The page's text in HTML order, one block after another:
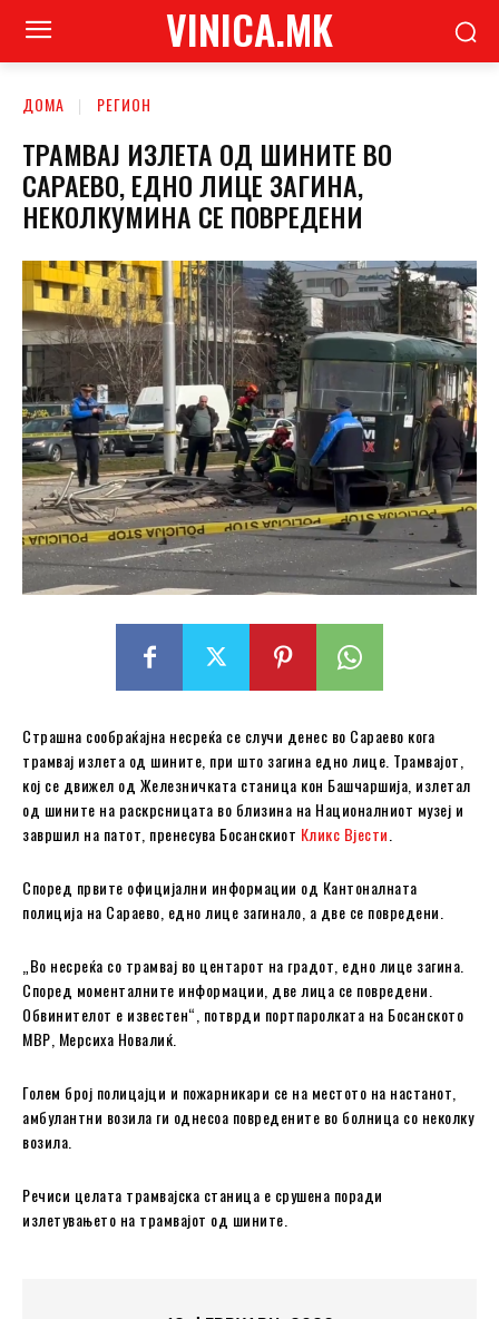
VINICA.MK
ДОМА РЕГИОН
TРАМВАЈ ИЗЛЕТА ОД ШИНИТЕ ВО
САРАЕВО, ЕДНО ЛИЦЕ ЗАГИНА,
НЕКОЛКУМИНА СЕ ПОВРЕДЕНИ
Страшна сообраќајна несреќа се случи денес во Сараево кога
трамвај излета од шините, при што загина едно лице. Трамвајот,
кој се движел од Железничката станица кон Башчаршија, излетал
од шините на раскрсницата во близина на Националниот музеј и
завршил на патот, пренесува Босанскиот Кликс Вјести
Според првите официјални информации од Кантоналната
полиција на Сараево, едно лице загинало, а две се повредени.
„Во несреќа со трамвај во центарот на градот, едно лице загина.
Според моменталните информации, две лица се повредени.
Обвинителот е известен“, потврди портпаролката на Босанското
МВР, Мерсиха Новалиќ.
Голем број полицајци и пожарникари се на местото на настанот,
амбулантни возила ги однесоа повредените во болница со неколку
возила.
Речиси целата трамвајска станица е срушена поради
излетувањето на трамвајот од шините.